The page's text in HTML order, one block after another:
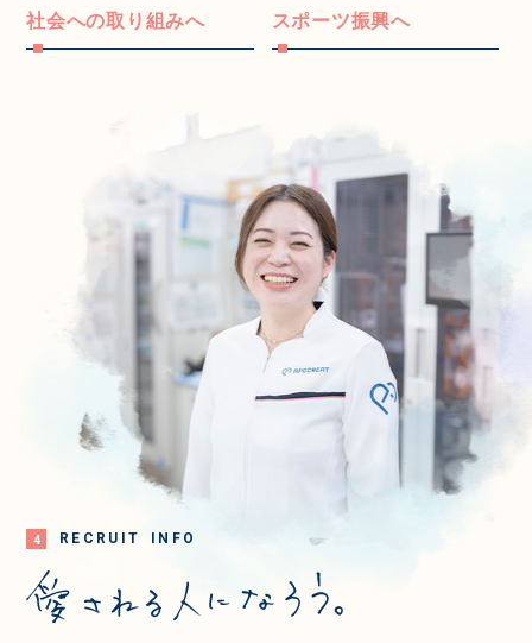
社会への取り組みへ スポーツ振興へ
4 R E C R U IT I N F O